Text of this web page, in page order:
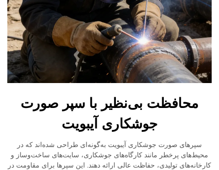
محافظت بی‌نظیر با سپر صورت
جوشکاری آیبویت
سپرهای صورت جوشکاری آیبویت به‌گونه‌ای طراحی شده‌اند که در
محیط‌های پرخطر مانند کارگاه‌های جوشکاری، سایت‌های ساخت‌وساز و
کارخانه‌های تولیدی، حفاظت عالی ارائه دهند. این سپرها برای مقاومت در